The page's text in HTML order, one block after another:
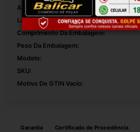
Altura Da Embalagem:
Largura Da Embalagem:
Comprimento Da Embalagem:
Peso Da Embalagem:
Modelo:
SKU:
Motivo De GTIN Vacío:
Garantia Certificado de Procedência